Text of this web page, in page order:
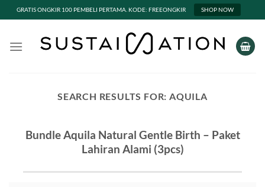
GRATIS ONGKIR 100 PEMBELI PERTAMA. KODE: FREEONGKIR SHOP NOW
SEARCH RESULTS FOR:AQUILA
Bundle Aquila Natural Gentle Birth – Paket
Lahiran Alami (3pcs)